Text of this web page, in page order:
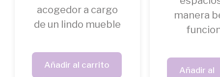
acogedor a cargo
de un lindo mueble
Añadir al carrito
manera
Añadir al